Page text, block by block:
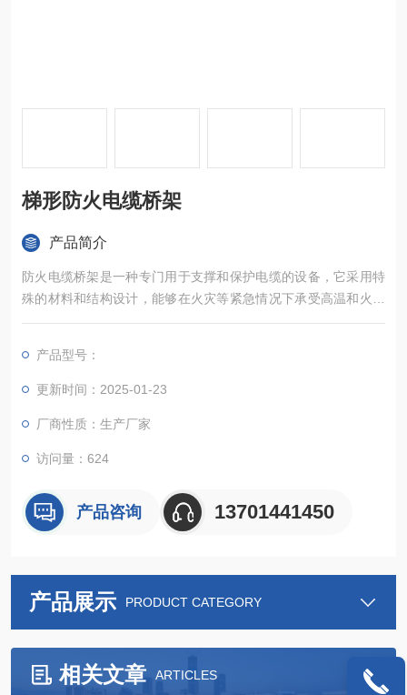
梯形防火电缆桥架
产品简介
防火电缆桥架是一种专门用于支撑和保护电缆的设备，它采用特
殊的材料和结构设计，能够在火灾等紧急情况下承受高温和火焰
的侵袭，保持电缆的正常运行，减少火灾对电缆的损害。防火电
着至关重要的作用，是现代建筑中一部分。
产品型号：
更新时间：2025-01-23
厂商性质：生产厂家
访问量：624
产品咨询 13701441450
产品展示 PRODUCT CATEGORY
相关文章 ARTICLES